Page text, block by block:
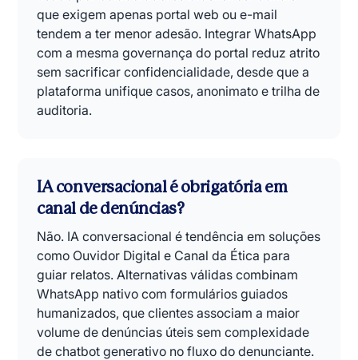
que exigem apenas portal web ou e-mail
tendem a ter menor adesão. Integrar WhatsApp
com a mesma governança do portal reduz atrito
sem sacrificar confidencialidade, desde que a
plataforma unifique casos, anonimato e trilha de
auditoria.
IA conversacional é obrigatória em
canal de denúncias?
Não. IA conversacional é tendência em soluções
como Ouvidor Digital e Canal da Ética para
guiar relatos. Alternativas válidas combinam
WhatsApp nativo com formulários guiados
humanizados, que clientes associam a maior
volume de denúncias úteis sem complexidade
de chatbot generativo no fluxo do denunciante.